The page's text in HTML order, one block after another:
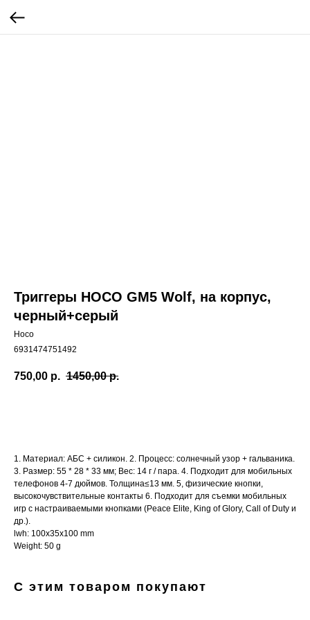
Триггеры HOCO GM5 Wolf, на корпус,
черный+серый
Hoco
6931474751492
750,00 р. 1450,00 р.
1. Материал: АБС + силикон. 2. Процесс: солнечный узор + гальваника.
3. Размер: 55 * 28 * 33 мм; Вес: 14 г / пара. 4. Подходит для мобильных
телефонов 4-7 дюймов. Толщина≤13 мм. 5, физические кнопки,
высокочувствительные контакты 6. Подходит для съемки мобильных
игр с настраиваемыми кнопками (Peace Elite, King of Glory, Call of Duty и
др.).
lwh: 100x35x100 mm
Weight: 50 g
С этим товаром покупают